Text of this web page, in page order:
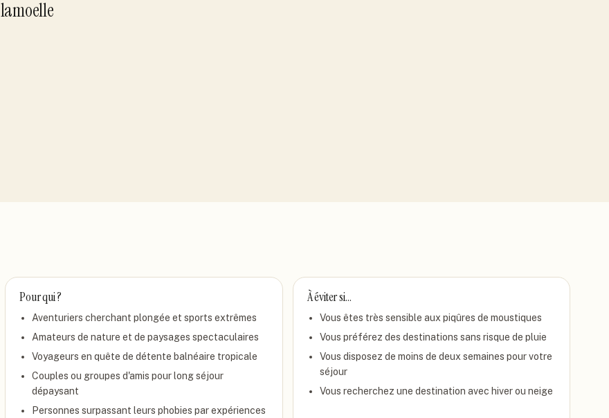
lamoelle
Pour qui ?
Aventuriers cherchant plongée et sports extrêmes
Amateurs de nature et de paysages spectaculaires
Voyageurs en quête de détente balnéaire tropicale
Couples ou groupes d'amis pour long séjour
dépaysant
Personnes surpassant leurs phobies par expériences
À éviter si…
Vous êtes très sensible aux piqûres de moustiques
Vous préférez des destinations sans risque de pluie
Vous disposez de moins de deux semaines pour votre
séjour
Vous recherchez une destination avec hiver ou neige